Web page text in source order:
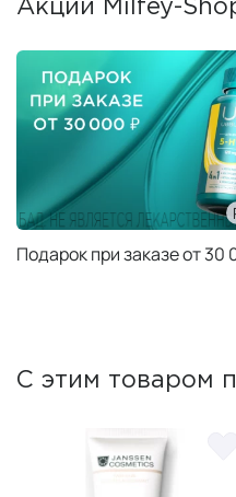
Акции Milfey-
Подарок при заказе от 30
С этим товаром